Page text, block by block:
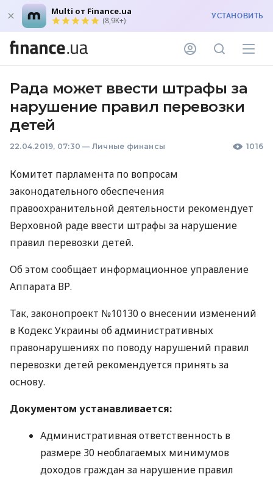
Multi от Finance.ua
(8,9K+) УСТАНОВИТЬ
Рада может ввести штрафы за
нарушение правил перевозки
детей
22.04.2019, 07:30 — Личные финансы 1016
Комитет парламента по вопросам
законодательного обеспечения
правоохранительной деятельности рекомендует
Верховной раде ввести штрафы за нарушение
правил перевозки детей.
Об этом сообщает информационное управление
Аппарата ВР.
Так, законопроект №10130 о внесении изменений
в Кодекс Украины об административных
правонарушениях по поводу нарушений правил
перевозки детей рекомендуется принять за
основу.
Документом устанавливается:
Административная ответственность в
размере 30 необлагаемых минимумов
доходов граждан за нарушение правил